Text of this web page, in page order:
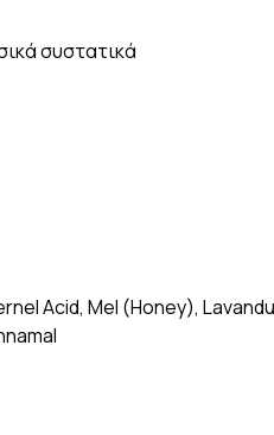
συστατικά
Acid, Mel (Honey),